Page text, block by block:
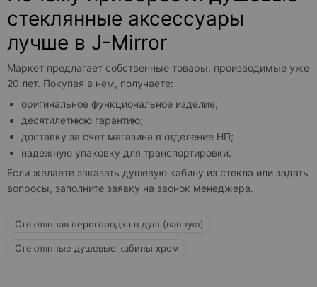
стеклянные аксессуары
лучше в J-Mirror
Маркет предлагает собственные товары, производимые уже
20 лет. Покупая в нем, получаете:
оригинальное функциональное изделие;
десятилетнюю гарантию;
доставку за счет магазина в отделение НП;
надежную упаковку для транспортировки.
Если желаете заказать душевую кабину из стекла или задать
вопросы, заполните заявку на звонок менеджера.
Стеклянная перегородка в душ (ванную)
Стеклянные душевые кабины хром